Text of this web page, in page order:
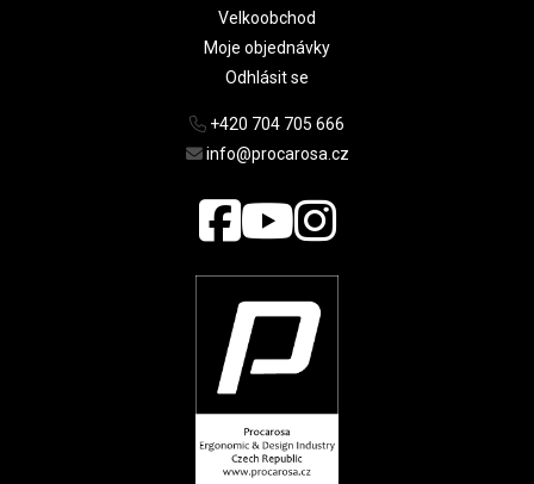
Velkoobchod
Moje objednávky
Odhlásit se
+420 704 705 666
info@procarosa.cz